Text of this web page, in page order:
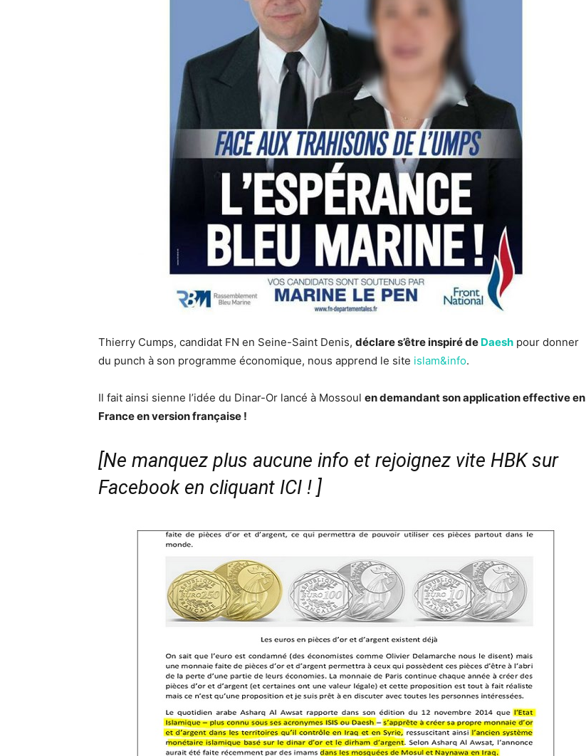
Thierry Cumps, candidat FN en Seine-Saint Denis, déclare s’être inspiré de Daesh pour donner
du punch à son programme économique, nous apprend le site islam&info.
Il fait ainsi sienne l’idée du Dinar-Or lancé à Mossoul en demandant son application effective en
France en version française !
[Ne manquez plus aucune info et rejoignez vite HBK sur
Facebook en cliquant ICI ! ]